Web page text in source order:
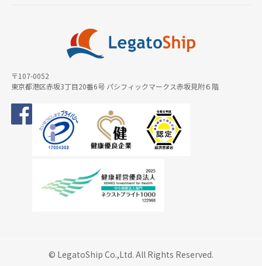
〒107-0052
東京都港区赤坂3丁目20番6号 パシフィックマークス赤坂見附６階
© LegatoShip Co.,Ltd. All Rights Reserved.